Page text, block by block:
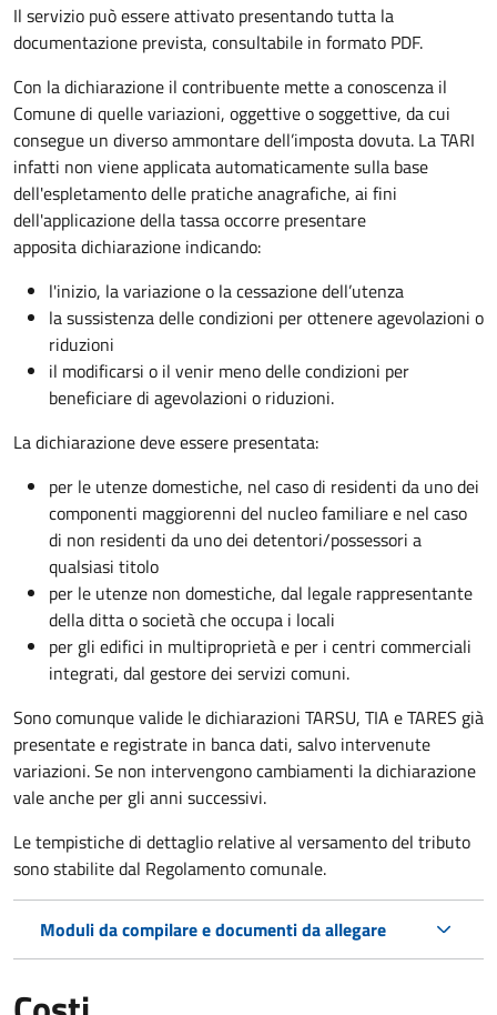
Il servizio può essere attivato presentando tutta la
documentazione prevista, consultabile in formato PDF.
Con la dichiarazione il contribuente mette a conoscenza il
Comune di quelle variazioni, oggettive o soggettive, da cui
consegue un diverso ammontare dell’imposta dovuta. La TARI
infatti non viene applicata automaticamente sulla base
dell'espletamento delle pratiche anagrafiche, ai fini
dell'applicazione della tassa occorre presentare
apposita dichiarazione indicando:
l'inizio, la variazione o la cessazione dell’utenza
la sussistenza delle condizioni per ottenere agevolazioni o
riduzioni
il modificarsi o il venir meno delle condizioni per
beneficiare di agevolazioni o riduzioni.
La dichiarazione deve essere presentata:
per le utenze domestiche, nel caso di residenti da uno dei
componenti maggiorenni del nucleo familiare e nel caso
di non residenti da uno dei detentori/possessori a
qualsiasi titolo
per le utenze non domestiche, dal legale rappresentante
della ditta o società che occupa i locali
per gli edifici in multiproprietà e per i centri commerciali
integrati, dal gestore dei servizi comuni.
Sono comunque valide le dichiarazioni TARSU, TIA e TARES già
presentate e registrate in banca dati, salvo intervenute
variazioni. Se non intervengono cambiamenti la dichiarazione
vale anche per gli anni successivi.
Le tempistiche di dettaglio relative al versamento del tributo
sono stabilite dal Regolamento comunale.
Moduli da compilare e documenti da allegare